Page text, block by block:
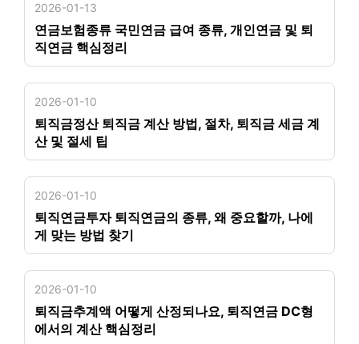
2026-01-13
연금보험종류 국민연금 급여 종류, 개인연금 및 퇴
직연금 핵심정리
2026-01-10
퇴직금정산 퇴직금 계산 방법, 절차, 퇴직금 세금 계
산 및 절세 팁
2026-01-10
퇴직연금투자 퇴직연금의 종류, 왜 중요할까, 나에
게 맞는 방법 찾기
2026-01-10
퇴직금추계액 어떻게 산정되나요, 퇴직연금 DC형
에서의 계산 핵심정리